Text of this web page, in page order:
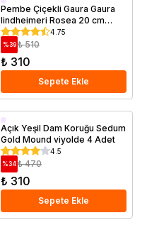
Saksıda
Pembe Çiçekli Gaura Gaura
lindheimeri Rosea 20 cm
Saksıda
4.75
%39 ₺ 510
₺ 310
Sepete Ekle
Saksıda
Açık Yeşil Dam Koruğu Sedum
Gold Mound viyolde 4 Adet
4.5
%34 ₺ 470
₺ 310
Sepete Ekle